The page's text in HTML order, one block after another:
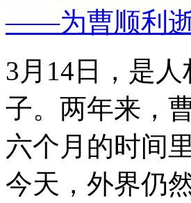
——为曹顺利逝
3月14日，是
子。两年来，
六个月的时间
今天，外界仍